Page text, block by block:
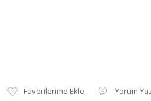
Yorum